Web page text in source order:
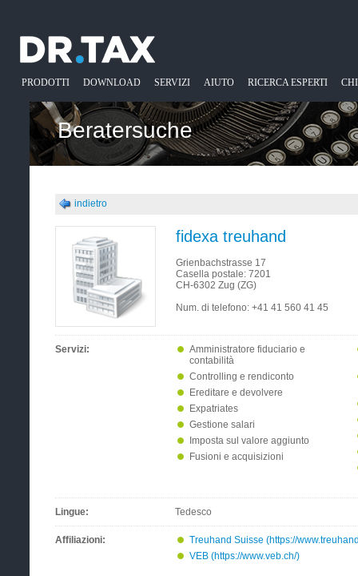
PRODOTTI DOWNLOAD SERVIZI AIUTO RICERCA ESPERTI
Beratersuche
indietro
fidexa treuhand
Grienbachstrasse 17
Casella postale: 7201
CH-6302 Zug (ZG)
Num. di telefono: +41 41 560 41 45
Servizi:
Amministratore fiduciario e
contabilità
Controlling e rendiconto
Ereditare e devolvere
Expatriates
Gestione salari
Imposta sul valore aggiunto
Fusioni e acquisizioni
Lingue: Tedesco
Affiliazioni:
Treuhand Suisse (https://
VEB (https://www.veb.ch/)